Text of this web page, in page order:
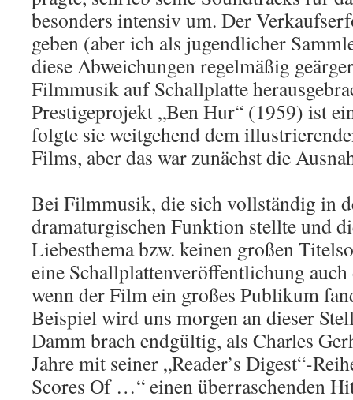
besonders intensiv um. Der
geben (aber ich als jugendlicher
diese Abweichungen regelmäßig
Filmmusik auf Schallplatte
Prestigeprojekt „Ben Hur“ (1959) ist
folgte sie weitgehend dem
Films, aber das war zunächst die
Bei Filmmusik, die sich vollständig in
dramaturgischen Funktion stellte und
Liebesthema bzw. keinen großen
eine Schallplattenveröffentlichung
wenn der Film ein großes Publikum
Beispiel wird uns morgen an dieser
Damm brach endgültig, als Charles
Jahre mit seiner „Reader’s Digest“-
Scores Of …“ einen überraschenden